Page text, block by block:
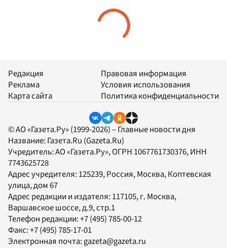
Редакция
Реклама
Карта сайта
Правовая информация
Условия использования
Политика конфиденциальности
© АО «Газета.Ру» (1999-2026) – Главные новости дня
Название: Газета.Ru (Gazeta.Ru)
Учредитель:АО «Газета.Ру», ОГРН 1067761730376, ИНН
7743625728
Адрес учредителя: 125239, Россия, Москва, Коптевская
улица, дом 67
Адрес редакции и издателя: 117105, г. Москва,
Варшавское шоссе, д.9, стр.1
Телефон редакции:+7 (495) 785-00-12
Факс:+7 (495) 785-17-01
Электронная почта:gazeta@gazeta.ru